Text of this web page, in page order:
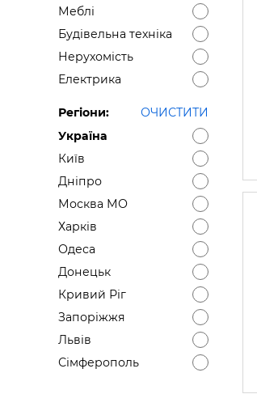
Меблі
Будівельна техніка
Нерухомість
Електрика
Регіони:
ОЧИСТИТИ
Україна
Київ
Дніпро
Москва МО
Харків
Одеса
Донецьк
Кривий Ріг
Запоріжжя
Львів
Сімферополь